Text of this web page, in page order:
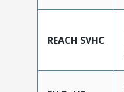
REACH SVHC